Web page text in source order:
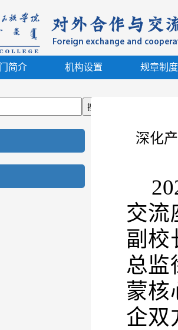
简介 机构设置 规章制度
深化
交流
副校
总监
蒙核
企双